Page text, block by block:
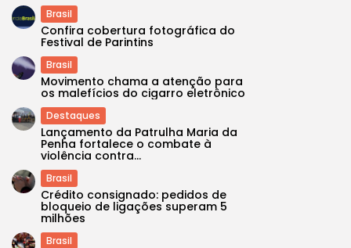
Brasil
Confira cobertura fotográfica do
Festival de Parintins
Brasil
Movimento chama a atenção para
os malefícios do cigarro eletrônico
Destaques
Lançamento da Patrulha Maria da
Penha fortalece o combate à
violência contra...
Brasil
Crédito consignado: pedidos de
bloqueio de ligações superam 5
milhões
Brasil